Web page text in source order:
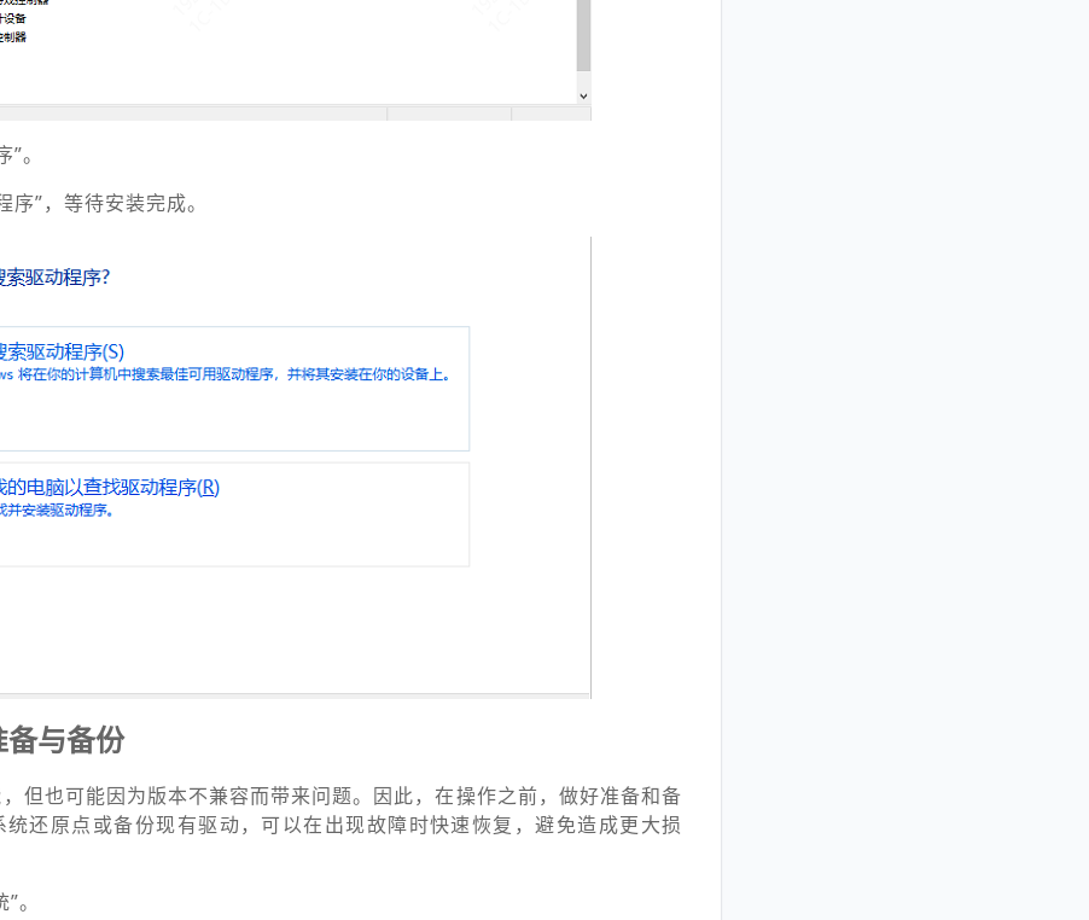
。
”，等待安装完成。
与备份
但也可能因为版本不兼容而带来问题。因此，在操作之前，做好准备和备
还原点或备份现有驱动，可以在出现故障时快速恢复，避免造成更大损
。